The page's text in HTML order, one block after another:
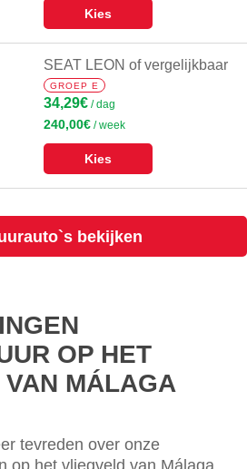
Kies
SEAT LEON of vergelijkbaar
GROEP E
34,29€ / dag
240,00€ / week
Kies
bekijken
OP HET
MÁLAGA
tevreden over onze
op het vliegveld van Málaga.